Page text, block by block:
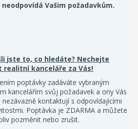
Vašim požadavkům.
jste to, co hledáte? Nechejte
realitní kanceláře za Vás!
poptávky zadáváte vybraným
kancelářím svůj požadavek a ony Vás
kontaktují s odpovídajícími
Poptávka je ZDARMA a můžete
pozměnit nebo zrušit.